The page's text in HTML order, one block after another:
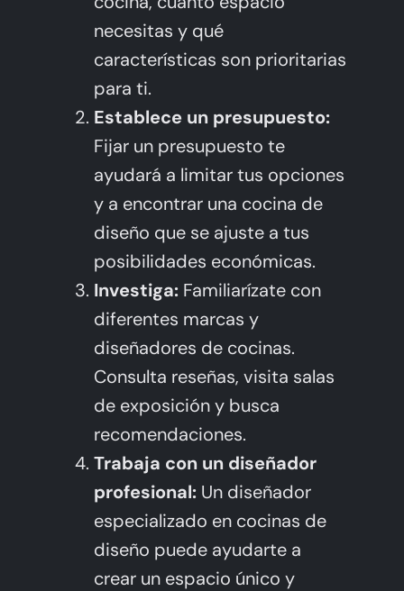
necesitas y qué
características son prioritarias
para ti.
Establece un presupuesto:
Fijar un presupuesto te
ayudará a limitar tus opciones
y a encontrar una cocina de
diseño que se ajuste a tus
posibilidades económicas.
Investiga:Familiarízate con
diferentes marcas y
diseñadores de cocinas.
Consulta reseñas, visita salas
de exposición y busca
recomendaciones.
Trabaja con un diseñador
profesional:Un diseñador
especializado en cocinas de
diseño puede ayudarte a
crear un espacio único y